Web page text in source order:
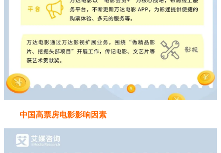
中国高票房电影影响因素